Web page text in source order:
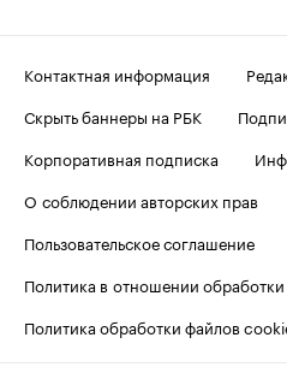
Контактная информация
Скрыть баннеры на РБК
Корпоративная подписка
О соблюдении авторских прав
Пользовательское соглашение
Политика в отношении
Политика обработки файлов